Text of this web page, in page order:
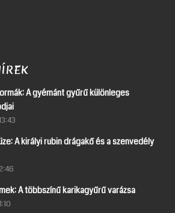
A gyémánt gyűrű különleges
A királyi rubin drágakő és a szenvedély
A többszínű karikagyűrű varázsa